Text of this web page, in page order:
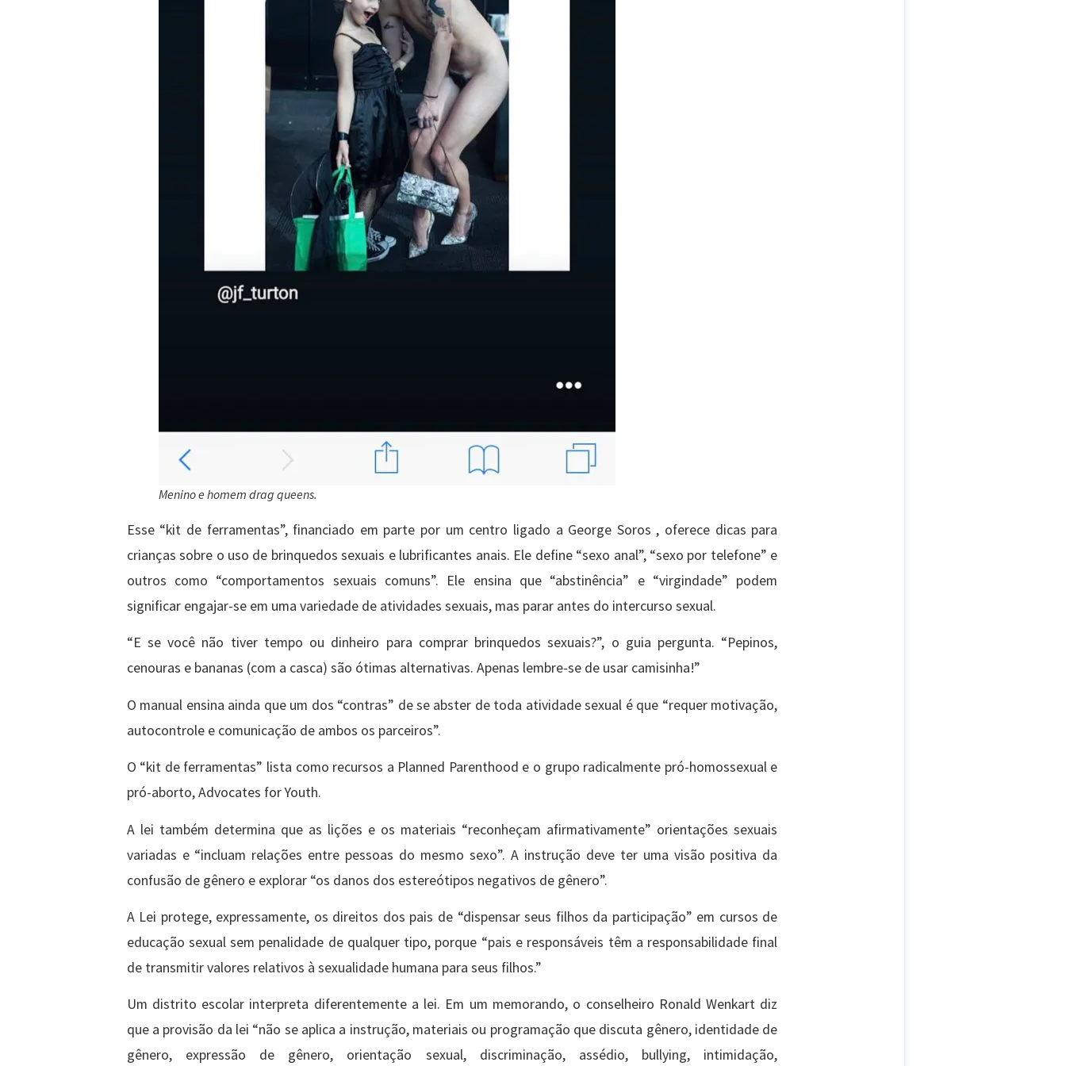
Menino e homem drag queens.
Esse “kit de ferramentas”, financiado em parte por um centro ligado a George Soros , oferece dicas para
crianças sobre o uso de brinquedos sexuais e lubrificantes anais. Ele define “sexo anal”, “sexo por telefone” e
outros como “comportamentos sexuais comuns”. Ele ensina que “abstinência” e “virgindade” podem
significar engajar-se em uma variedade de atividades sexuais, mas parar antes do intercurso sexual.
“E se você não tiver tempo ou dinheiro para comprar brinquedos sexuais?”, o guia pergunta. “Pepinos,
cenouras e bananas (com a casca) são ótimas alternativas. Apenas lembre-se de usar camisinha!”
O manual ensina ainda que um dos “contras” de se abster de toda atividade sexual é que “requer motivação,
autocontrole e comunicação de ambos os parceiros”.
O “kit de ferramentas” lista como recursos a Planned Parenthood e o grupo radicalmente pró-homossexual e
pró-aborto, Advocates for Youth.
A lei também determina que as lições e os materiais “reconheçam afirmativamente” orientações sexuais
variadas e “incluam relações entre pessoas do mesmo sexo”. A instrução deve ter uma visão positiva da
confusão de gênero e explorar “os danos dos estereótipos negativos de gênero”.
A Lei protege, expressamente, os direitos dos pais de “dispensar seus filhos da participação” em cursos de
educação sexual sem penalidade de qualquer tipo, porque “pais e responsáveis ​​têm a responsabilidade final
de transmitir valores relativos à sexualidade humana para seus filhos.”
Um distrito escolar interpreta diferentemente a lei. Em um memorando, o conselheiro Ronald Wenkart diz
que a provisão da lei “não se aplica a instrução, materiais ou programação que discuta gênero, identidade de
gênero, expressão de gênero, orientação sexual, discriminação, assédio, bullying, intimidação,